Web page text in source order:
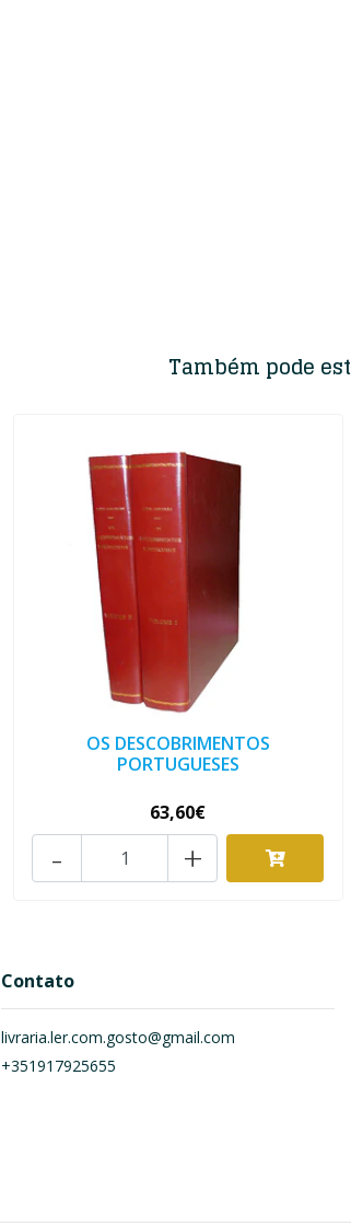
Também pode
OS DESCOBRIMENTOS
PORTUGUESES
63,60€
+
-
Contato
livraria.ler.com.gosto@gmail.com
+351917925655